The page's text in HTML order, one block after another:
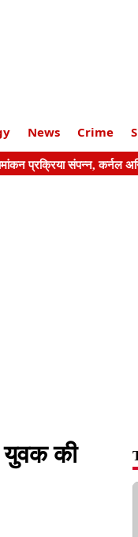
News Crime
युवक की